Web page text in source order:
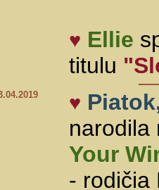
♥ Ellie
titulu
♥
narodila
Your
- rodičia